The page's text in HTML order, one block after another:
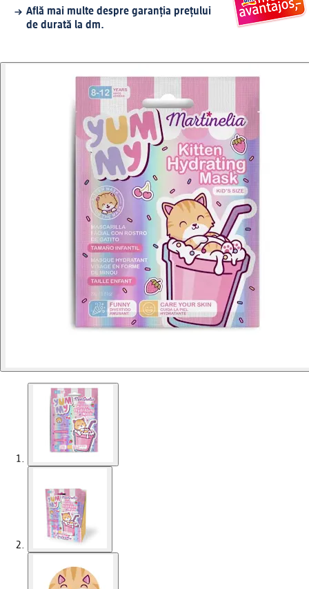
Află mai multe despre garanția prețului
de durată la dm.